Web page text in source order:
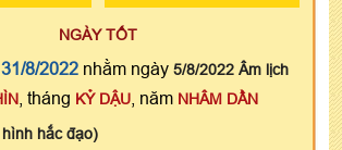
NGÀY TỐT
8/2022 nhằm ngày 5/8/2022 Âm lịch
, tháng KỶ DẬU , năm NHÂM DẦN
hắc đạo)